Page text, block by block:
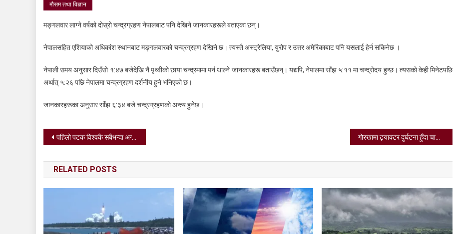
मौसम तथा विज्ञान
मङ्गलवार लाग्ने वर्षको दोस्रो चन्द्रग्रहण नेपालबाट पनि देखिने जानकारहरूले बताएका छन्।
नेपालसहित एशियाको अधिकांश स्थानबाट मङ्गलवारको चन्द्रग्रहण देखिने छ। त्यस्तै अस्ट्रेलिया, युरोप र उत्तर अमेरिकाबाट पनि यसलाई हेर्न सकिनेछ ।
नेपाली समय अनुसार दिउँसो १:४७ बजेदेखि नै पृथ्वीको छाया चन्द्रमामा पर्न थाल्ने जानकारहरू बताउँछन्। यद्यपि, नेपालमा साँझ ५:११ मा चन्द्रोदय हुन्छ। त्यसको केही मिनेटपछि
अर्थात् ५:२६ पछि नेपालमा चन्द्रग्रहण दर्शनीय हुने भनिएको छ।
जानकारहरूका अनुसार साँझ ६:३४ बजे चन्द्रग्रहणको अन्त्य हुनेछ।
Post
navigation
पहिलो पटक विश्वकै सबैभन्दा अग्लो महिलाले विमानमा यात्रा गरिन् गोरखामा ट्र्र्याक्टर दुर्घटना हुँदा चालकको ज्यान गयो
RELATED POSTS